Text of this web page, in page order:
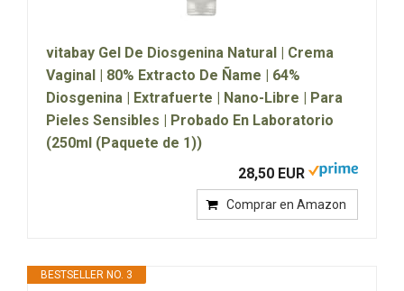
vitabay Gel De Diosgenina Natural | Crema
Vaginal | 80% Extracto De Ñame | 64%
Diosgenina | Extrafuerte | Nano-Libre | Para
Pieles Sensibles | Probado En Laboratorio
(250ml (Paquete de 1))
28,50 EUR
Comprar en Amazon
BESTSELLER NO. 3